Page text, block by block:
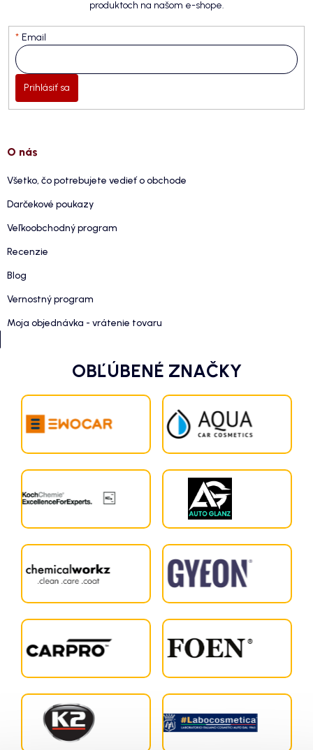
produktoch na našom e-shope.
Email
Prihlásiť sa
O nás
Všetko, čo potrebujete vedieť o obchode
Darčekové poukazy
Veľkoobchodný program
Recenzie
Blog
Vernostný program
Moja objednávka - vrátenie tovaru
OBĽÚBENÉ ZNAČKY